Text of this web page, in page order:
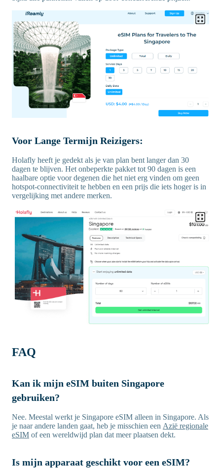
Voor Lange Termijn Reizigers:
Holafly heeft je gedekt als je van plan bent langer dan 30
dagen te blijven. Het onbeperkte pakket tot 90 dagen is een
haalbare optie voor degenen die het niet erg vinden om geen
hotspot-connectiviteit te hebben en een prijs die iets hoger is in
vergelijking met andere merken.
FAQ
Kan ik mijn eSIM buiten Singapore
gebruiken?
Nee. Meestal werkt je Singapore eSIM alleen in Singapore. Als
je naar andere landen gaat, heb je misschien een Azië regionale
eSIM of een wereldwijd plan dat meer plaatsen dekt.
Is mijn apparaat geschikt voor een eSIM?